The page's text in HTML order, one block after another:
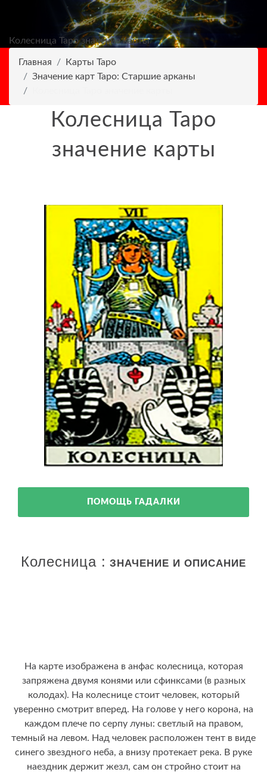
Колесница Таро значение карты
Главная
Карты Таро
Значение карт Таро: Старшие арканы
Колесница Таро
значение карты
ПОМОЩЬ ГАДАЛКИ
Колесница : ЗНАЧЕНИЕ И ОПИСАНИЕ
На карте изображена в анфас колесница, которая
запряжена двумя конями или сфинксами (в разных
колодах). На колеснице стоит человек, который
уверенно смотрит вперед. На голове у него корона, на
каждом плече по серпу луны: светлый на правом,
темный на левом. Над человек расположен тент в виде
синего звездного неба, а внизу протекает река. В руке
наездник держит жезл, сам он стройно стоит на